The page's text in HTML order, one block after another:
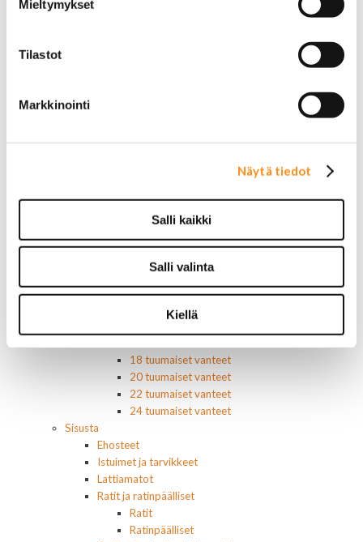
Mieltymykset
Tilastot
Markkinointi
Näytä tiedot
Salli kaikki
Salli valinta
Kiellä
Renkaat 24"
Vanteet ja tarvikkeet
Vannetarvikkeet
14 tuumaiset vanteet
15 tuumaiset vanteet
18 tuumaiset vanteet
20 tuumaiset vanteet
22 tuumaiset vanteet
24 tuumaiset vanteet
Sisusta
Ehosteet
Istuimet ja tarvikkeet
Lattiamatot
Ratit ja ratinpäälliset
Ratit
Ratinpäälliset